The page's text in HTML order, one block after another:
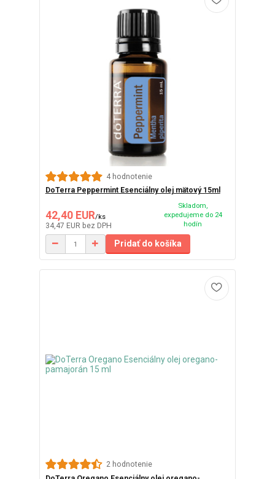
4 hodnotenie
DoTerra Peppermint Esenciálny olej mätový 15ml
42,40 EUR/ks
34,47 EUR bez DPH
Skladom,
expedujeme do 24
hodín
Pridať do košíka
2 hodnotenie